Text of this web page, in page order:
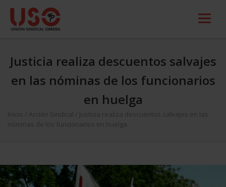
Justicia realiza descuentos salvajes
en las nóminas de los funcionarios
en huelga
Inicio Acción Sindical
Justicia realiza descuentos salvajes en las
nóminas de los funcionarios en huelga